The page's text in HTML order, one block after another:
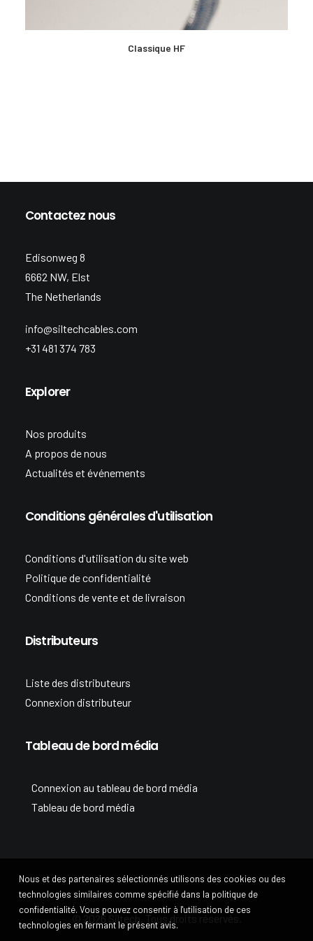
EN SAVOIR PLUS
Classique HF
Contactez nous
Edisonweg 8
6662 NW, Elst
The Netherlands
info@siltechcables.com
+31 481 374 783
Explorer
Nos produits
A propos de nous
Actualités et événements
Conditions générales d'utilisation
Conditions d'utilisation du site web
Politique de confidentialité
Conditions de vente et de livraison
Distributeurs
Liste des distributeurs
Connexion distributeur
Tableau de bord média
Connexion au tableau de bord média
Tableau de bord média
© 2026 Siltech. Tous droits réservés.
Nous et des partenaires sélectionnés utilisons des cookies ou des
technologies similaires comme spécifié dans la politique de
confidentialité. Vous pouvez consentir à l'utilisation de ces
technologies en fermant le présent avis.